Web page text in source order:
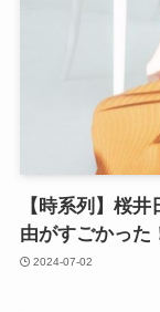
【時系列】桜
由がすごかった
2024-07-02